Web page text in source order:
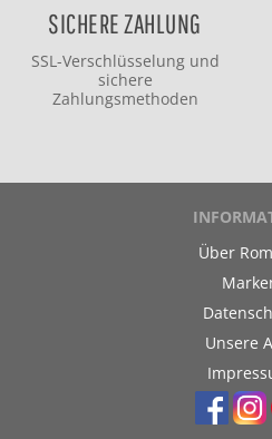
SICHERE ZAHLUNG
SSL-Verschlüsselung und
sichere
Zahlungsmethoden
Über
Unsere